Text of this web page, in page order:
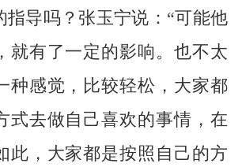
指导吗？张玉宁说：“可能他
就有了一定的影响。也不太
种感觉，比较轻松，大家都
式去做自己喜欢的事情，在
此，大家都是按照自己的方